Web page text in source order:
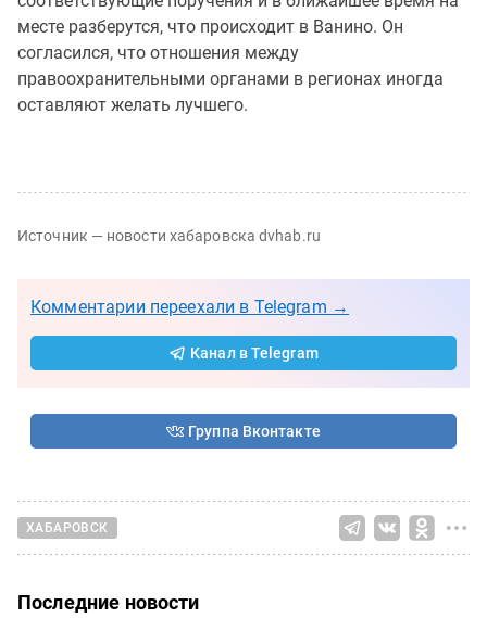
месте разберутся, что происходит в Ванино. Он
согласился, что отношения между
правоохранительными органами в регионах иногда
оставляют желать лучшего.
Источник — новости хабаровска dvhab.ru
Комментарии переехали в Telegram →
Канал в Telegram
Группа Вконтакте
ХАБАРОВСК
Последние новости